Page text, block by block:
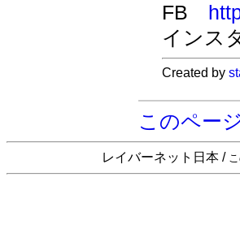
FB
インス
Created by
このペー
レイバーネット日本 /